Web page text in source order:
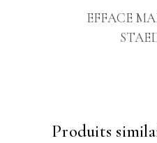
EFFACE
Produits